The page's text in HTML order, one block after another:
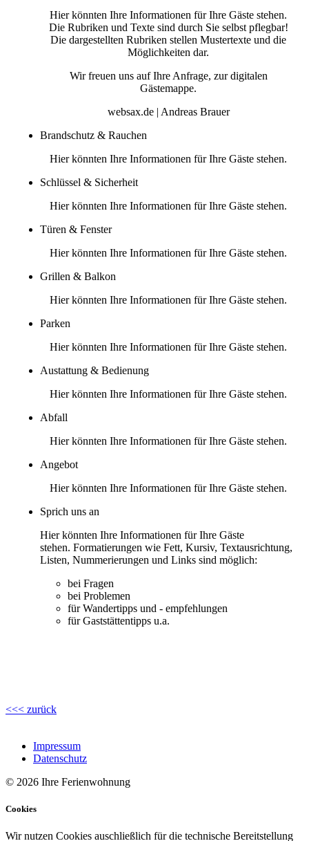
Hier könnten Ihre Informationen für Ihre Gäste stehen.
Die Rubriken und Texte sind durch Sie selbst pflegbar!
Die dargestellten Rubriken stellen Mustertexte und die
Möglichkeiten dar.
Wir freuen uns auf Ihre Anfrage, zur digitalen
Gästemappe.
websax.de | Andreas Brauer
Brandschutz & Rauchen
Hier könnten Ihre Informationen für Ihre Gäste stehen.
Schlüssel & Sicherheit
Hier könnten Ihre Informationen für Ihre Gäste stehen.
Türen & Fenster
Hier könnten Ihre Informationen für Ihre Gäste stehen.
Grillen & Balkon
Hier könnten Ihre Informationen für Ihre Gäste stehen.
Parken
Hier könnten Ihre Informationen für Ihre Gäste stehen.
Austattung & Bedienung
Hier könnten Ihre Informationen für Ihre Gäste stehen.
Abfall
Hier könnten Ihre Informationen für Ihre Gäste stehen.
Angebot
Hier könnten Ihre Informationen für Ihre Gäste stehen.
Sprich uns an
Hier könnten Ihre Informationen für Ihre Gäste
stehen. Formatierungen wie Fett, Kursiv, Textausrichtung,
Listen, Nummerierungen und Links sind möglich:
bei Fragen
bei Problemen
für Wandertipps und - empfehlungen
für Gaststättentipps u.a.
<<< zurück
Impressum
Datenschutz
© 2026 Ihre Ferienwohnung
Cookies
Wir nutzen Cookies auschließlich für die technische Bereitstellung